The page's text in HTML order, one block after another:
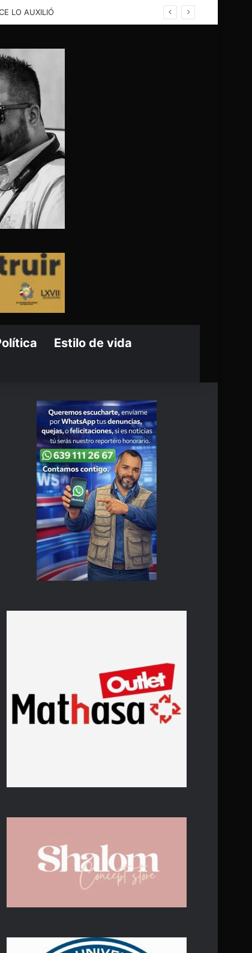
evalua problema para buscar solución
Estilo de vida